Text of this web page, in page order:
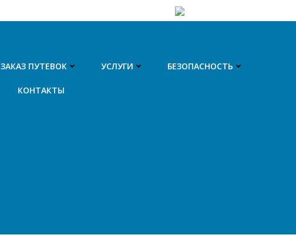
ЗАКАЗ ПУТЕВОК УСЛУГИ БЕЗОПАСНОСТЬ
КОНТАКТЫ